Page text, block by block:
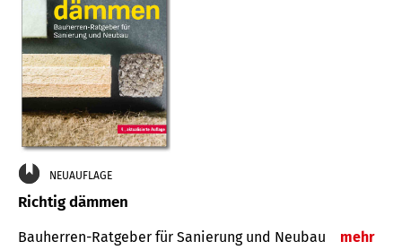
NEUAUFLAGE
Richtig dämmen
Bauherren-Ratgeber für Sanierung und Neubau mehr